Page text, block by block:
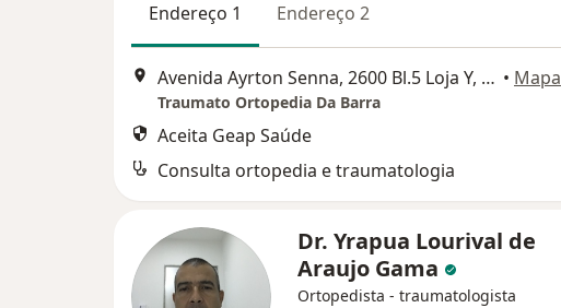
Endereço 1 Endereço 2
Avenida Ayrton Senna, 2600 Bl.5 Loja Y, Rio de Janeiro • Mapa
Traumato Ortopedia Da Barra
Aceita Geap Saúde
Consulta ortopedia e traumatologia
Dr. Yrapua Lourival de
Araujo Gama
Ortopedista - traumatologista